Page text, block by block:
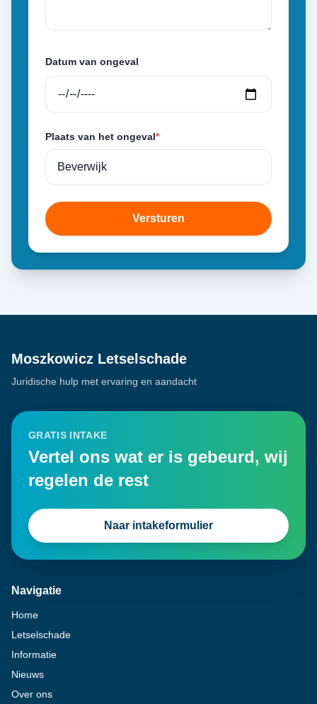
Datum van ongeval
Plaats van het ongeval*
Versturen
Moszkowicz Letselschade
Juridische hulp met ervaring en aandacht
GRATIS INTAKE
Vertel ons wat er is gebeurd, wij
regelen de rest
Naar intakeformulier
Navigatie
Home
Letselschade
Informatie
Nieuws
Over ons